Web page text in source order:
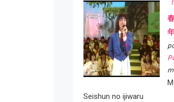
Seishun no ijiwaru